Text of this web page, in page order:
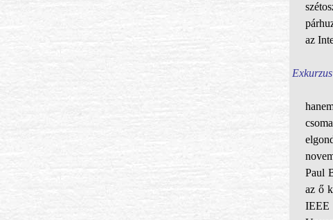
az
Exkurzus
Paul
az ő
IEEE